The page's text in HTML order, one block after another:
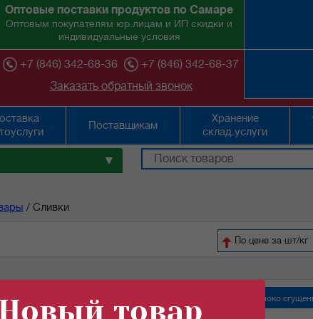
Оптовые поставки продуктов по Самаре
Оптовым покупателям юр.лицам и ИП скидки и
индивидуальные условия
+7 (846) 342-68-36
+7 (846) 342-68-37
Заказать обратный звонок
Поставщикам
Хранение
склад.услуги
▼
/ Сливки
По цене за шт/кг
палочки Молоко сгущенное "Алексеевское" Молоко